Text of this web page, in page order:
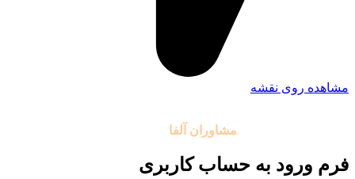
مشاهده روی نقشه
مشاوران آلفا
فرم ورود به حساب کاربری